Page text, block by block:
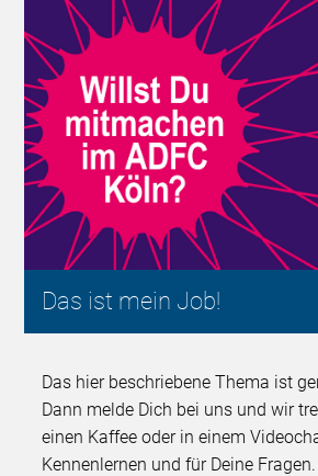
Das ist mein Job!
Das hier beschriebene Thema ist
Dann melde Dich bei uns und wir
einen Kaffee oder in einem
Kennenlernen und für Deine Fragen.